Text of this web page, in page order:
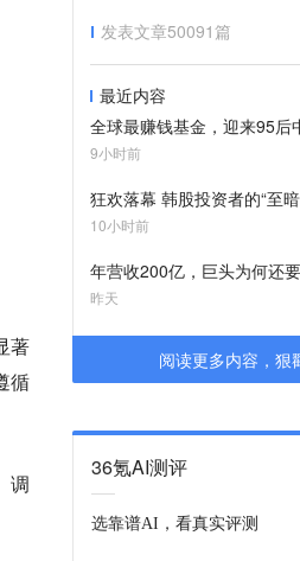
著
循
调
发表文章50091篇
最近内容
全球最赚钱基金，迎来95后
9小时前
狂欢落幕 韩股投资者的“至
10小时前
年营收200亿，巨头为何还要
昨天
阅读更多内容，狠
36氪AI测评
选靠谱AI，看真实评测